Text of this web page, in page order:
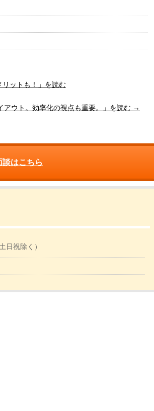
ットも！」を読む
アウト。効率化の視点も重要。」を読む →
はこちら
日祝除く）